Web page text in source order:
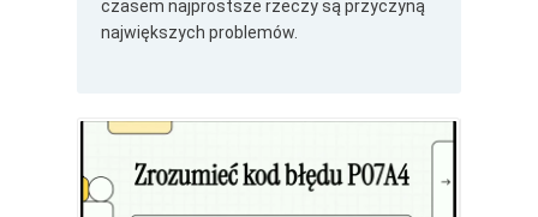
czasem najprostsze rzeczy są przyczyną
największych problemów.